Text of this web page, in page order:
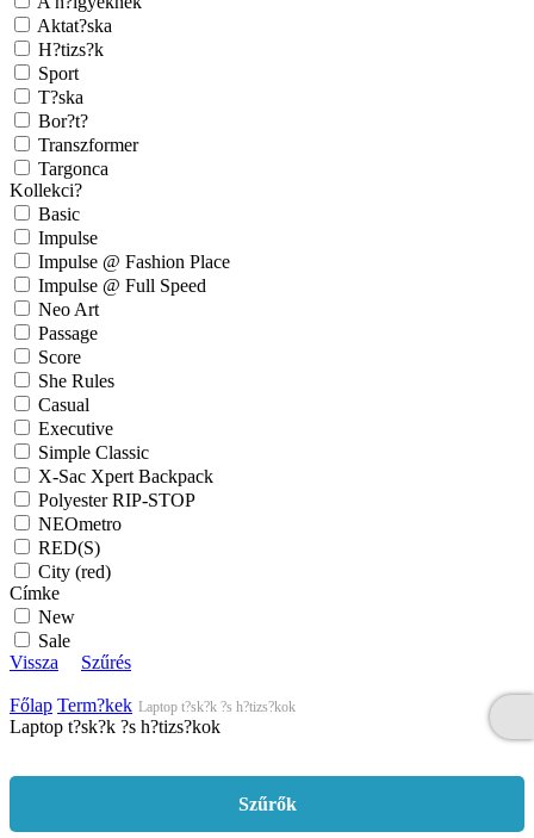
Aktat?ska
H?tizs?k
Sport
T?ska
Bor?t?
Transzformer
Targonca
Kollekci?
Basic
Impulse
Impulse @ Fashion Place
Impulse @ Full Speed
Neo Art
Passage
Score
She Rules
Casual
Executive
Simple Classic
X-Sac Xpert Backpack
Polyester RIP-STOP
NEOmetro
RED(S)
City (red)
Címke
New
Sale
Vissza
Szűrés
Főlap Term?kek Laptop t?sk?k ?s h?tizs?kok
Laptop t?sk?k ?s h?tizs?kok
Szűrők